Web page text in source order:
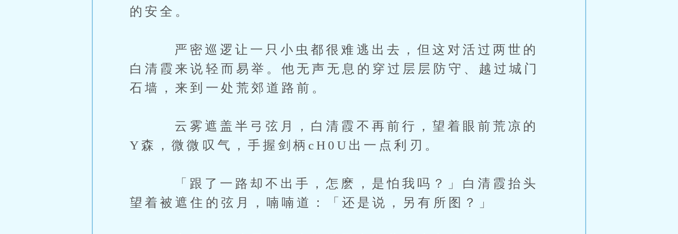
的安全。
严密巡逻让一只小虫都很难逃出去，但这对活过两世的
白清霞来说轻而易举。他无声无息的穿过层层防守、越过城门
石墙，来到一处荒郊道路前。
云雾遮盖半弓弦月，白清霞不再前行，望着眼前荒凉的
Y森，微微叹气，手握剑柄cH0U出一点利刃。
「跟了一路却不出手，怎麽，是怕我吗？」白清霞抬头
望着被遮住的弦月，喃喃道：「还是说，另有所图？」